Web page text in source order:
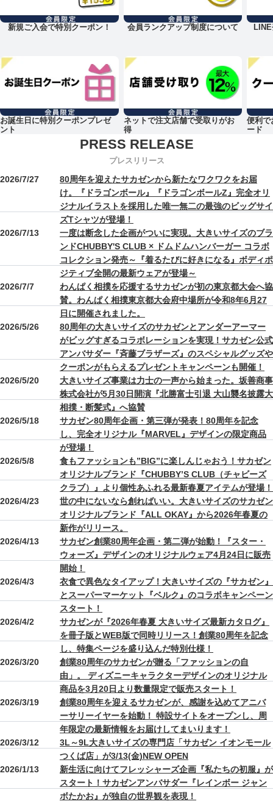
新規ご入会で特別クーポン！
お誕生日に特別クーポンプレゼ
ント
会員ランクアップ制度について
ネットで注文店舗で受取りがお
得
便利で
ード
プレスリリース
2026/7/27
80周年を迎えたサカゼンから新たなワクワクをお届
け。『ドラゴンボール』『ドラゴンボールZ』完全オリ
ジナルイラストを採用した唯一無二の最強のビッグサイ
ズTシャツが登場！
2026/7/13
一度は断念した企画がついに実現。大きいサイズのブラ
ンドCHUBBY'S CLUB × ドムドムハンバーガー コラボ
コレクション発売～『着るたびに好きになる』ボディポ
ジティブ全開の最新ウェアが登場～
2026/7/7
わんぱく相撲を応援するサカゼンが初の東京都大会へ協
賛。わんぱく相撲東京都大会府中場所が令和8年6月27
日に開催されました。
2026/5/26
80周年の大きいサイズのサカゼンとアンダーアーマー
がビッグすぎるコラボレーションを実現！サカゼン公式
アンバサダー『斉藤ブラザーズ』のスペシャルグッズや
クーポンがもらえるプレゼントキャンペーンも開催！
2026/5/20
大きいサイズ事業は力士の一声から始まった。坂善商事
株式会社が5月30日開演『北勝富士引退 大山襲名披露大
相撲・断髪式』へ協賛
2026/5/18
サカゼン80周年企画・第三弾が発表！80周年を記念
し、完全オリジナル『MARVEL』デザインの限定商品
が登場！
2026/5/8
食もファッションも”BIG”に楽しんじゃおう！サカゼン
オリジナルブランド『CHUBBY’S CLUB（チャビーズ
クラブ）』より個性あふれる最新春夏アイテムが登場！
2026/4/23
世の中にないなら創ればいい。大きいサイズのサカゼン
オリジナルブランド『ALL OKAY』から2026年春夏の
新作がリリース。
2026/4/13
サカゼン創業80周年企画・第二弾が始動！『スター・
ウォーズ』デザインのオリジナルウェア4月24日に販売
開始！
2026/4/3
衣食で異色なタイアップ！大きいサイズの『サカゼン』
とスーパーマーケット『ベルク』のコラボキャンペーン
スタート！
2026/4/2
サカゼンが『2026年春夏 大きいサイズ最新カタログ』
を冊子版とWEB版で同時リリース！創業80周年を記念
し、特集ページを盛り込んだ特別仕様！
2026/3/20
創業80周年のサカゼンが贈る「ファッションの自
由」。 ディズニーキャラクターデザインのオリジナル
商品を3月20日より数量限定で販売スタート！
2026/3/19
創業80周年を迎えるサカゼンが、感謝を込めてアニバ
ーサリーイヤーを始動！ 特設サイトをオープンし、周
年限定の最新情報をお届けしてまいります！
2026/3/12
3L～9L大きいサイズの専門店「サカゼン イオンモール
つくば店」が3/13(金)NEW OPEN
2026/1/13
新生活に向けてフレッシャーズ企画『私たちの初服』が
スタート！サカゼンアンバサダー『レインボー ジャン
ボたかお』が独自の世界観を表現！